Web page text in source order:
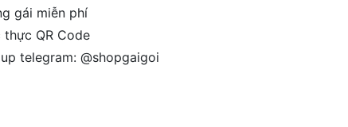
gái miễn phí
thực QR Code
telegram: @shopgaigoi